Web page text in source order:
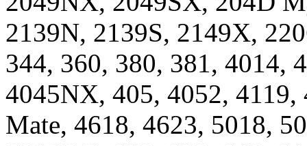
2139N, 2139S, 2149X,
344, 360, 380, 381, 4014,
4045NX, 405, 4052, 4119,
Mate, 4618, 4623, 5018,